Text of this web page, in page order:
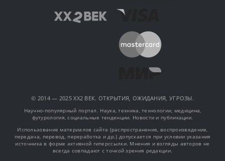
© 2014 — 2025 XX2 ВЕК. ОТКРЫТИЯ, ОЖИДАНИЯ, УГРОЗЫ.
Научно-популярный портал. Наука, техника, технологии, медицина,
футурология, социальные тенденции. Новости и публикации.
Использование материалов сайта (распространение, воспроизведение,
передача, перевод, переработка и др.) допускается при условии указания
источника в форме активной гиперссылки. Мнения и взгляды авторов не
всегда совпадают с точкой зрения редакции.